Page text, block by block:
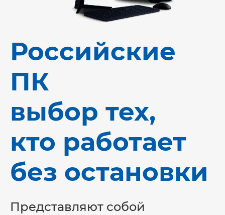
Российские
ПК
выбор тех,
кто работает
без остановки
Представляют собой